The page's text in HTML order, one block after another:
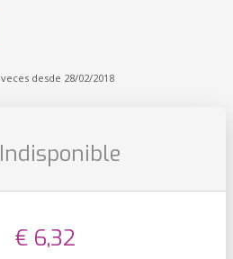
veces desde 28/02/2018
Indisponible
€ 6,32